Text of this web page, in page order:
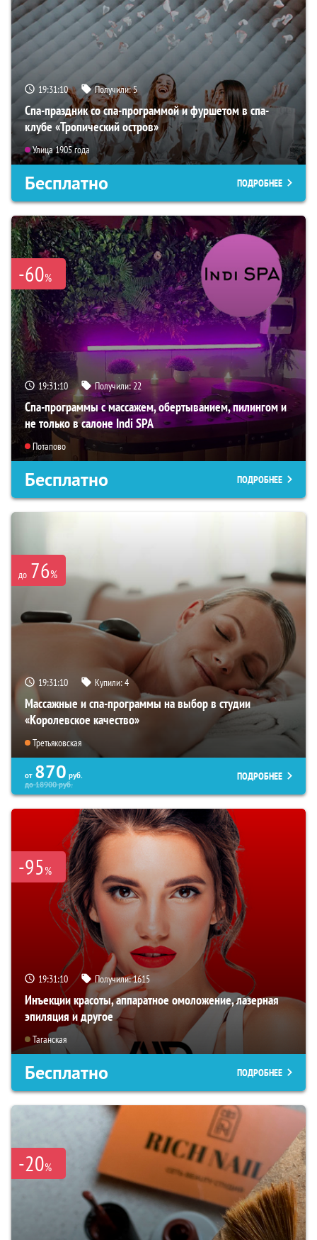
19:31:09 Получили:5
Спа-праздник со спа-программой и фуршетом в спа-
клубе «Тропический остров»
Улица 1905 года
Бесплатно ПОДРОБНЕЕ
-60%
19:31:09 Получили:22
Спа-программы с массажем, обертыванием, пилингом и
не только в салоне Indi SPA
Потапово
Бесплатно ПОДРОБНЕЕ
до 76%
19:31:09 Купили:4
Массажные и спа-программы на выбор в студии
«Королевское качество»
Третьяковская
от 870 руб.
до18900руб.
ПОДРОБНЕЕ
-95%
19:31:09 Получили:1615
Инъекции красоты, аппаратное омоложение, лазерная
эпиляция и другое
Таганская
Бесплатно ПОДРОБНЕЕ
-20%